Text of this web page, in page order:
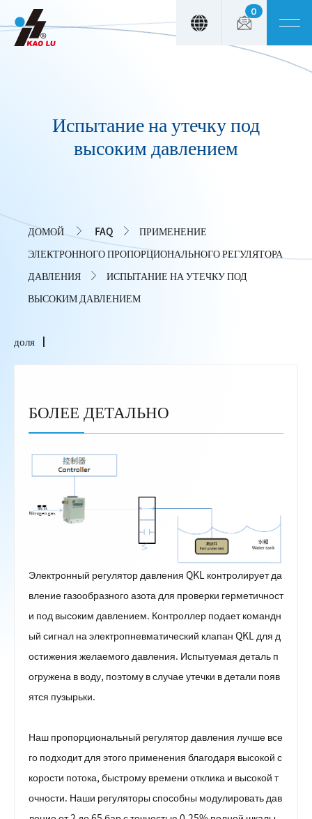
0
Испытание на утечку под
высоким давлением
ДОМОЙ FAQ
ПРИМЕНЕНИЕ
ЭЛЕКТРОННОГО ПРОПОРЦИОНАЛЬНОГО РЕГУЛЯТОРА
ДАВЛЕНИЯ
ИСПЫТАНИЕ НА УТЕЧКУ ПОД
ВЫСОКИМ ДАВЛЕНИЕМ
доля
БОЛЕЕ ДЕТАЛЬНО
Электронный регулятор давления QKL контролирует да
вление газообразного азота для проверки герметичност
и под высоким давлением. Контроллер подает командн
ый сигнал на электропневматический клапан QKL для д
остижения желаемого давления. Испытуемая деталь п
огружена в воду, поэтому в случае утечки в детали появ
ятся пузырьки.
Наш пропорциональный регулятор давления лучше все
го подходит для этого применения благодаря высокой с
корости потока, быстрому времени отклика и высокой т
очности. Наши регуляторы способны модулировать дав
Панель управления cookies